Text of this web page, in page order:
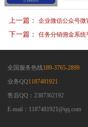
上一篇： 企业微信公众号微
下一篇： 任务分销佣金系统
全国服务热线189-3765-2899
业务QQ1187481921
售后QQ：2387362192
E-mail：1187481921@qq.com